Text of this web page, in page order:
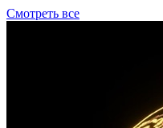
Смотреть все